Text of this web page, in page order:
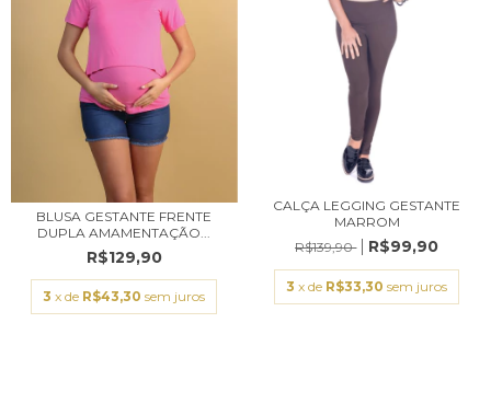
BLUSA GESTANTE FRENTE
DUPLA AMAMENTAÇÃO...
R$129,90
3 x de R$43,30 sem juros
CALÇA LEGGING GESTANTE
MARROM
R$139,90
R$99,90
3 x de R$33,30 sem juros